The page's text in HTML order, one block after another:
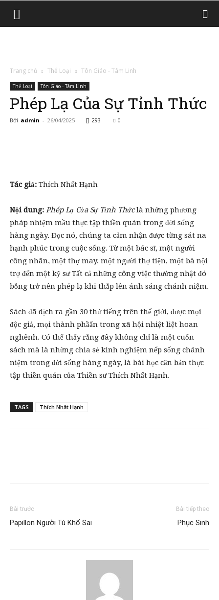
Trang chủ Thể Loại Tôn Giáo - Tâm Linh
Thể Loại Tôn Giáo - Tâm Linh
Phép Lạ Của Sự Tỉnh Thức
Bởi admin - 26/04/2025 293 0
Tác giả: Thích Nhất Hạnh
Nội dung: Phép Lạ Của Sự Tỉnh Thứclà những phương
pháp nhiệm mầu thực tập thiền quán trong đời sống
hàng ngày. Đọc nó, chúng ta cảm nhận được từng sát na
hạnh phúc trong cuộc sống. Từ một bác sĩ, một người
công nhân, một thợ may, một người thợ tiện, một bà nội
trợ đến một kỹ sư Tất cả những công việc thường nhật đó
bỗng trở nên phép lạ khi thắp lên ánh sáng chánh niệm.
Sách đã dịch ra gần 30 thứ tiếng trên thế giới, được mọi
độc giả, mọi thành phầẩn trong xã hội nhiệt liệt hoan
nghênh. Có thể thấy rằng đây không chỉ là một cuốn
sách mà là những chia sẻ kinh nghiệm nếp sống chánh
niệm trong đời sống hàng ngày, là bài học căn bản thực
tập thiền quán của Thiền sư Thích Nhất Hạnh.
TAGS Thích Nhất Hạnh
Bài trước
Papillon Người Tù Khổ Sai
Bài tiếp theo
Phục Sinh